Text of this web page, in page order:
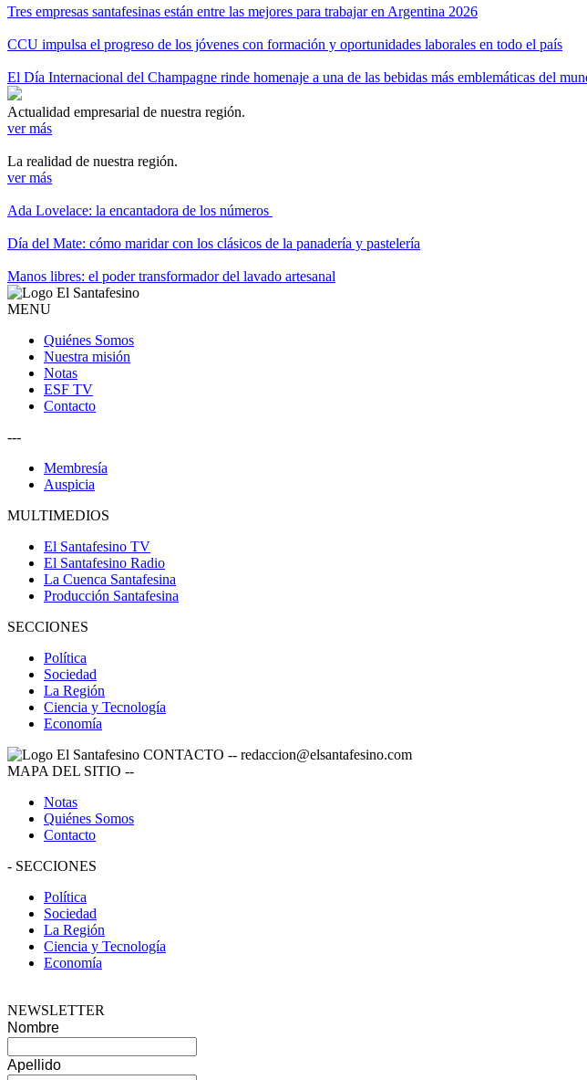
Tres empresas santafesinas están entre las mejores para trabajar en Argentina 2026
CCU impulsa el progreso de los jóvenes con formación y oportunidades laborales en todo el país
El Día Internacional del Champagne rinde homenaje a una de las bebidas más emblemáticas del
Actualidad empresarial de nuestra región.
ver más
La realidad de nuestra región.
ver más
Ada Lovelace: la encantadora de los números
Día del Mate: cómo maridar con los clásicos de la panadería y pastelería
Manos libres: el poder transformador del lavado artesanal
MENU
Quiénes Somos
Nuestra misión
Notas
ESF TV
Contacto
---
Membresía
Auspicia
MULTIMEDIOS
El Santafesino TV
El Santafesino Radio
La Cuenca Santafesina
Producción Santafesina
SECCIONES
Política
Sociedad
La Región
Ciencia y Tecnología
Economía
CONTACTO -- redaccion@elsantafesino.com
MAPA DEL SITIO --
Notas
Quiénes Somos
Contacto
- SECCIONES
Política
Sociedad
La Región
Ciencia y Tecnología
Economía
NEWSLETTER
Nombre
Apellido